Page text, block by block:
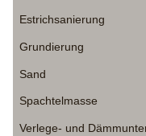
Estrichsanierung
Grundierung
Sand
Spachtelmasse
Verlege- und